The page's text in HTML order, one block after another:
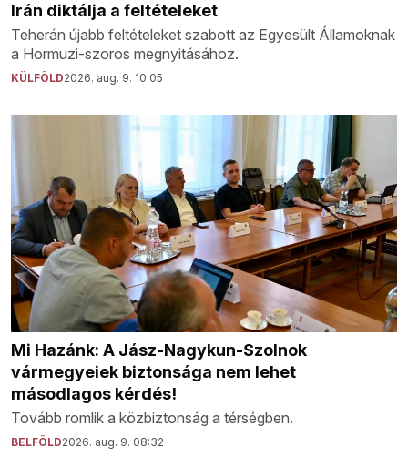
Irán diktálja a feltételeket
Teherán újabb feltételeket szabott az Egyesült Államoknak
a Hormuzi-szoros megnyitásához.
KÜLFÖLD2026. aug. 9. 10:05
Mi Hazánk: A Jász-Nagykun-Szolnok
vármegyeiek biztonsága nem lehet
másodlagos kérdés!
Tovább romlik a közbiztonság a térségben.
BELFÖLD2026. aug. 9. 08:32